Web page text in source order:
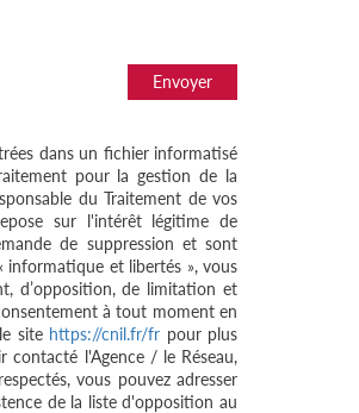
Envoyer
dans un fichier informatisé
pour la gestion de la
du Traitement de vos
sur l'intérêt légitime de
de suppression et sont
informatique et libertés », vous
d’opposition, de limitation et
à tout moment en
site https://cnil.fr/fr pour plus
contacté l'Agence / le Réseau,
vous pouvez adresser
de la liste d'opposition au